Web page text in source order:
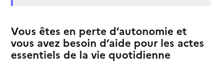
Vous êtes en perte d’autonomie et
vous avez besoin d’aide pour les actes
essentiels de la vie quotidienne